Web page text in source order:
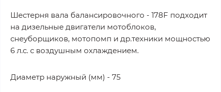
Шестерня вала балансировочного - 178F подходит
на дизельные двигатели мотоблоков,
снеуборщиков, мотопомп и др.техники мощностью
6 л.с. с воздушным охлаждением.
Диаметр наружный (мм) - 75